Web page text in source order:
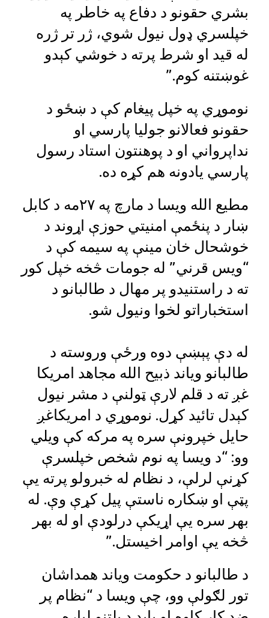
بشري حقونو د دفاع په خاطر په
خپلسري ډول نیول شوي، ژر تر ژره
له قید او شرط پرته د خوشي کېدو
غوښتنه کوم.”
نوموړي په خپل پیغام کې د ښځو د
حقونو فعالانو جولیا پارسي او
نداپرواني او د پوهنتون استاد رسول
پارسي یادونه هم کړه ده.
مطیع الله ویسا د مارچ په ۲۷مه د کابل
ښار د پنځمې امنیتي حوزې اړوند د
خوشحال خان مینې په سیمه کې د
“ویس قرني” له جومات څخه خپل کور
ته د راستنیدو پر مهال د طالبانو د
استخباراتو لخوا ونیول شو.
له دې پېښې دوه ورځې وروسته د
طالبانو ویاند ذبیح الله مجاهد امریکا
غږ ته د قلم لارې ټولنې د مشر نیول
کېدل تائید کړل. نوموړي د امریکاغږ
حایل خپرونې سره په مرکه کې ویلي
وو: “د ویسا په نوم شخص خپلسرې
کړنې لرلې، د نظام له خبرولو پرته یې
پټې او ښکاره ناستې پیل کړې وې. له
بهر سره یې اړیکې درلودې او له بهر
څخه یې اوامر اخیستل.”
د طالبانو د حکومت ویاند همداشان
تور لګولې وو،‌ چې ویسا د “نظام پر